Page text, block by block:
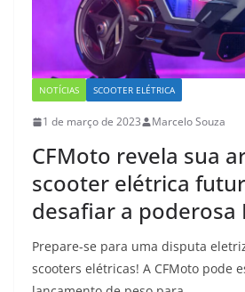
NOTÍCIAS SCOOTER ELÉTRICA
1 de março de 2023 Marcelo Souza
CFMoto revela sua
scooter elétrica
desafiar a poderosa
Prepare-se para uma disputa
scooters elétricas! A CFMoto pode